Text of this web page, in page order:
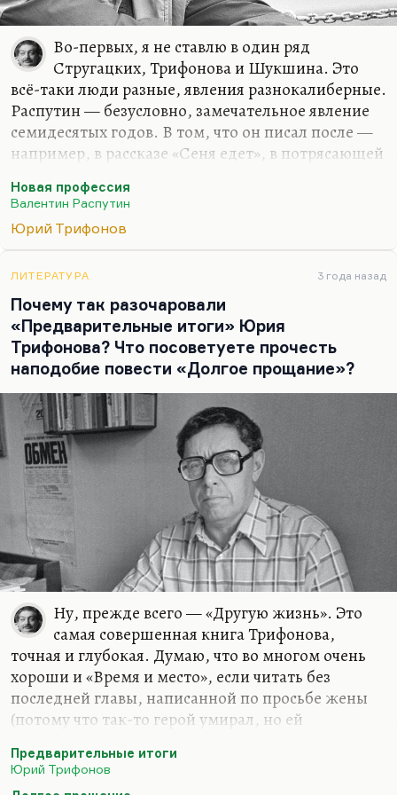
Во-первых, я не ставлю в один ряд
Стругацких, Трифонова и Шукшина. Это
всё-таки люди разные, явления разнокалиберные.
Распутин — безусловно, замечательное явление
семидесятых годов. В том, что он писал после —
например, в рассказе «Сеня едет», в потрясающей
«Дочери Ивана, матери Ивана» — проблески
былого таланта мелькают. Но начиная с
«Пожара», как мне кажется, Распутин как
«деградирует», но он попадает во власть идеи.
Это не всегда для писателя плохо, разные бывают
идеи, но эта идея из тех, которая губит любой
талант. Я это часто наблюдал. Может быть,
наконец смертоносность этой идеи станет
очевидна.
Я…
Новая профессия
Валентин Распутин
Юрий Трифонов
ЛИТЕРАТУРА 3 года назад
Почему так разочаровали
«Предварительные итоги» Юрия
Трифонова? Что посоветуете прочесть
наподобие повести «Долгое прощание»?
Ну, прежде всего — «Другую жизнь». Это
самая совершенная книга Трифонова,
точная и глубокая. Думаю, что во многом очень
хороши и «Время и место», если читать без
последней главы, написанной по просьбе жены
(потому что так-то герой умирал, но ей
мрачное предзнаменование). «Старик» — сильная
книга. «Дом на набережной».
Предварительные итоги
Юрий Трифонов